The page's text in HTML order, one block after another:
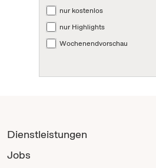
nur kostenlos
nur Highlights
Wochenendvorschau
Dienstleistungen
Jobs